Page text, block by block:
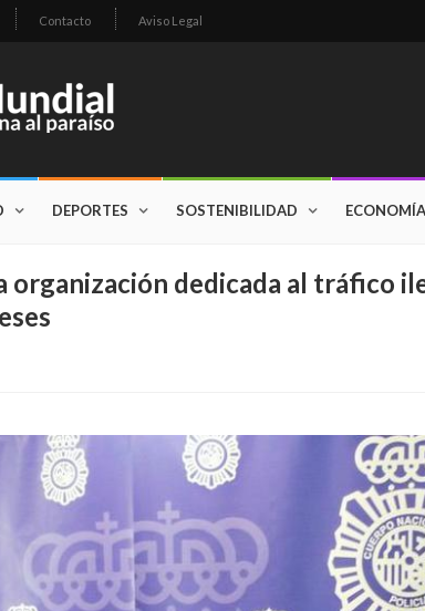
Contacto Aviso Legal
DEPORTES SOSTENIBILIDAD ECONOMÍA
organización dedicada al tráfico